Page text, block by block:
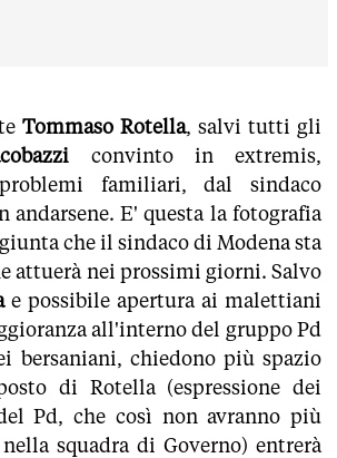
Tommaso Rotella, salvi tutti gli
convinto in extremis,
familiari, dal sindaco
andarsene. E' questa la fotografia
che il sindaco di Modena sta
attuerà nei prossimi giorni. Salvo
e possibile apertura ai malettiani
all'interno del gruppo Pd
bersaniani, chiedono più spazio
di Rotella (espressione dei
Pd, che così non avranno più
squadra di Governo) entrerà